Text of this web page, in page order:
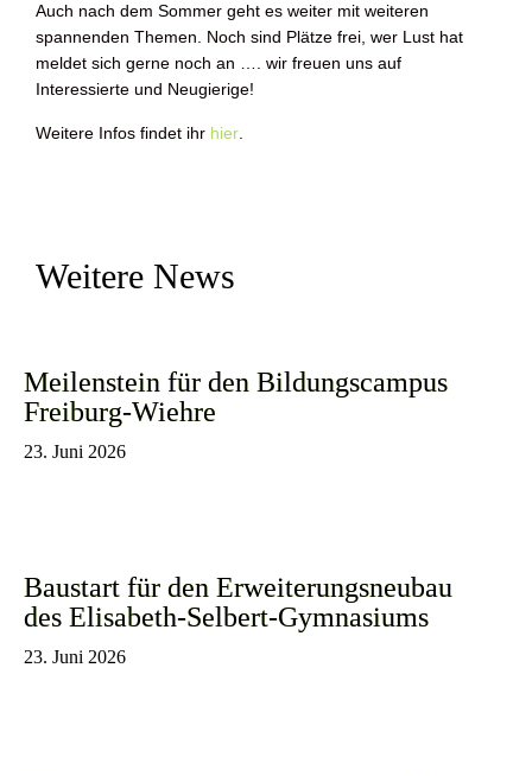
Auch nach dem Sommer geht es weiter mit weiteren
spannenden Themen. Noch sind Plätze frei, wer Lust hat
meldet sich gerne noch an …. wir freuen uns auf
Interessierte und Neugierige!
Weitere Infos findet ihr hier
Weitere News
Meilenstein für den Bildungscampus
Freiburg-Wiehre
23. Juni 2026
Baustart für den Erweiterungsneubau
des Elisabeth-Selbert-Gymnasiums
23. Juni 2026